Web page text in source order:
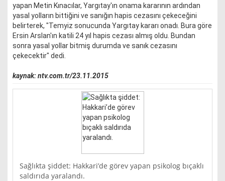
yapan Metin Kınacılar, Yargıtay'ın onama kararının ardından
yasal yolların bittiğini ve sanığın hapis cezasını çekeceğini
belirterek, "Temyiz sonucunda Yargıtay kararı onadı. Bura göre
Ersin Arslan'ın katili 24 yıl hapis cezası almış oldu. Bundan
sonra yasal yollar bitmiş durumda ve sanık cezasını
çekecektir" dedi.
kaynak: ntv.com.tr/23.11.2015
Sağlıkta şiddet: Hakkari’de görev yapan psikolog bıçaklı
saldırıda yaralandı.